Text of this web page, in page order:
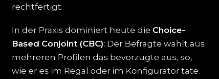
rechtfertigt.
In der Praxis dominiert heute die Choice-
Based Conjoint (CBC): Der Befragte wählt aus
mehreren Profilen das bevorzugte aus, so,
wie er es im Regal oder im Konfigurator täte.